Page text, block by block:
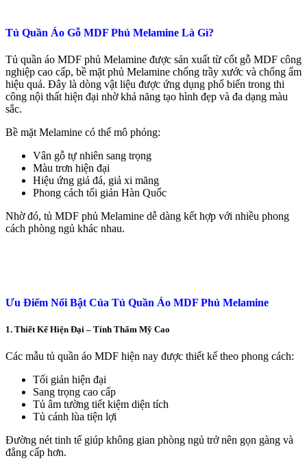
Tủ Quần Áo Gỗ MDF Phủ Melamine Là Gì?
Tủ quần áo MDF phủ Melamine được sản xuất từ cốt gỗ MDF công
nghiệp cao cấp, bề mặt phủ Melamine chống trầy xước và chống ẩm
hiệu quả. Đây là dòng vật liệu được ứng dụng phổ biến trong thi
công nội thất hiện đại nhờ khả năng tạo hình đẹp và đa dạng màu
sắc.
Bề mặt Melamine có thể mô phỏng:
Vân gỗ tự nhiên sang trọng
Màu trơn hiện đại
Hiệu ứng giả đá, giả xi măng
Phong cách tối giản Hàn Quốc
Nhờ đó, tủ MDF phủ Melamine dễ dàng kết hợp với nhiều phong
cách phòng ngủ khác nhau.
Ưu Điểm Nổi Bật Của Tủ Quần Áo MDF Phủ Melamine
1. Thiết Kế Hiện Đại – Tính Thẩm Mỹ Cao
Các mẫu tủ quần áo MDF hiện nay được thiết kế theo phong cách:
Tối giản hiện đại
Sang trọng cao cấp
Tủ âm tường tiết kiệm diện tích
Tủ cánh lùa tiện lợi
Đường nét tinh tế giúp không gian phòng ngủ trở nên gọn gàng và
đẳng cấp hơn.